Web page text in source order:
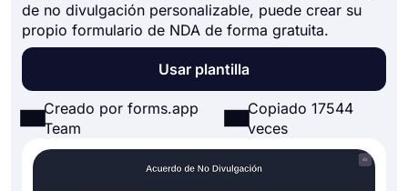
de no divulgación personalizable, puede crear su
propio formulario de NDA de forma gratuita.
Usar plantilla
Creado por forms.app
Team
Copiado 17544
veces